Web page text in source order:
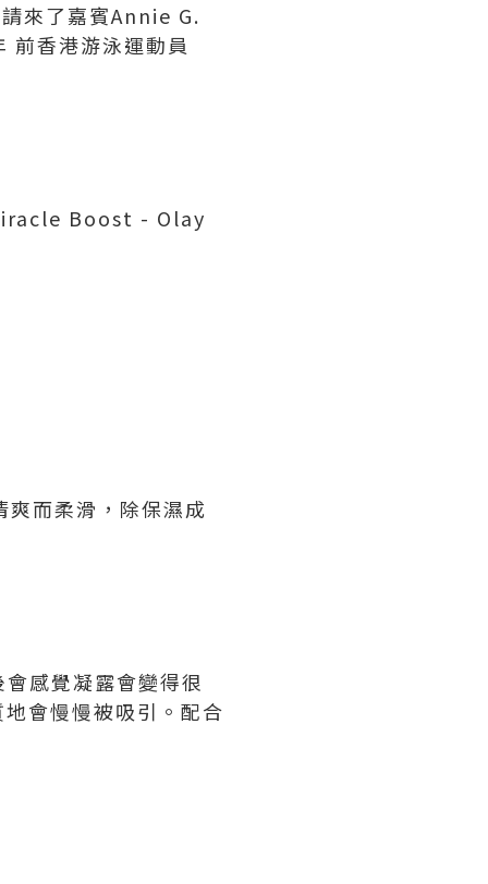
來了嘉賓Annie G.
香港游泳運動員
Boost - Olay
而柔滑，除保濕成
感覺凝露會變得很
會慢慢被吸引。配合